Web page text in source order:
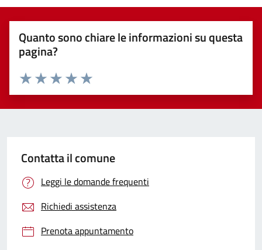
Quanto sono chiare le informazioni su questa
pagina?
Valuta 5 stelle su 5
Valuta 4 stelle su 5
Valuta 3 stelle su 5
Valuta 2 stelle su 5
Valuta 1 stelle su 5
Contatta il comune
Leggi le domande frequenti
Richiedi assistenza
Prenota appuntamento